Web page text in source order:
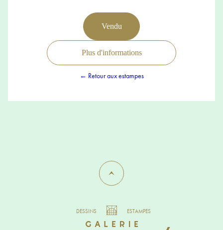
Vendu
Plus d'informations
← Retour aux estampes
DESSINS ESTAMPES